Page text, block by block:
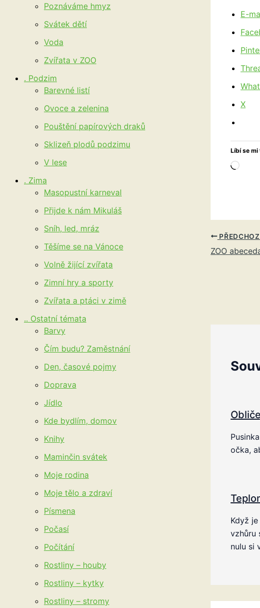
Poznáváme hmyz
Svátek dětí
Voda
Zvířata v ZOO
. Podzim
Barevné listí
Ovoce a zelenina
Pouštění papírových draků
Sklizeň plodů podzimu
V lese
. Zima
Masopustní karneval
Přijde k nám Mikuláš
Sníh, led, mráz
Těšíme se na Vánoce
Volně žijící zvířata
Zimní hry a sporty
Zvířata a ptáci v zimě
.. Ostatní témata
Barvy
Čím budu? Zaměstnání
Den, časové pojmy
Doprava
Jídlo
Kde bydlím, domov
Knihy
Maminčin svátek
Moje rodina
Moje tělo a zdraví
Písmena
Počasí
Počítání
Rostliny – houby
Rostliny – kytky
Rostliny – stromy
E-
X
Líbí se mi
ZOO
očka,
Když
vzhůru
nulu si